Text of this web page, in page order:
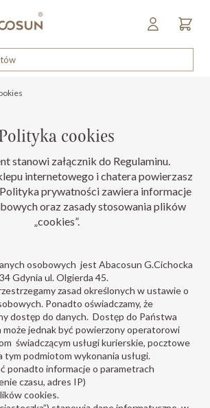
cookies
stanowi załącznik do Regulaminu.
internetowego i chatera powierzasz
Polityka prywatności zawiera informacje
oraz zasady stosowania plików
„cookies”.
osobowych jest Abacosun G.Cichocka
Gdynia ul. Olgierda 45.
zasad określonych w ustawie o
Ponadto oświadczamy, że
dostęp do danych. Dostęp do Państwa
jednak być powierzony operatorowi
świadczącym usługi kurierskie, pocztowe
tym podmiotom wykonania usługi.
ponadto informacje o parametrach
czasu, adres IP)
cookies.